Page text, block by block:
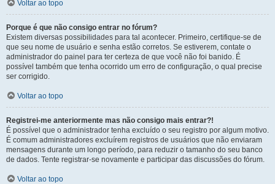
Voltar ao topo
Porque é que não consigo entrar no fórum?
Existem diversas possibilidades para tal acontecer. Primeiro, certifique-se de
que seu nome de usuário e senha estão corretos. Se estiverem, contate o
administrador do painel para ter certeza de que você não foi banido. É
possível também que tenha ocorrido um erro de configuração, o qual precise
ser corrigido.
Voltar ao topo
Registrei-me anteriormente mas não consigo mais entrar?!
É possível que o administrador tenha excluído o seu registro por algum motivo.
É comum administradores excluírem registros de usuários que não enviaram
mensagens durante um longo período, para reduzir o tamanho do seu banco
de dados. Tente registrar-se novamente e participar das discussões do fórum.
Voltar ao topo